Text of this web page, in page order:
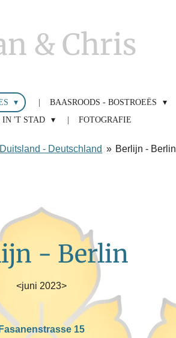
& Chris
BAASROODS - BOSTROEËS
IN 'T STAD
FOTOGRAFIE
Duitsland - Deutschland » Berlijn - Berlin
- Berlin
<juni 2023>
Fasanenstrasse 15